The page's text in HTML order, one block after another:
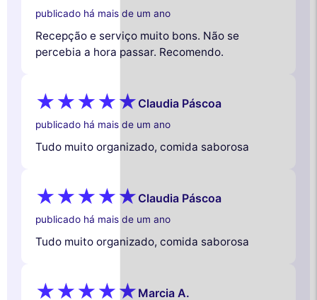
publicado há mais de um ano
Recepção e serviço muito bons. Não se
percebia a hora passar. Recomendo.
Claudia Páscoa
publicado há mais de um ano
Tudo muito organizado, comida saborosa
Claudia Páscoa
publicado há mais de um ano
Tudo muito organizado, comida saborosa
Marcia A.